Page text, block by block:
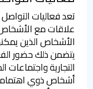
تعد فعاليات
علاقات مع
الأشخاص الذين
يتضمن ذلك حضور
التجارية
أشخاص ذوي